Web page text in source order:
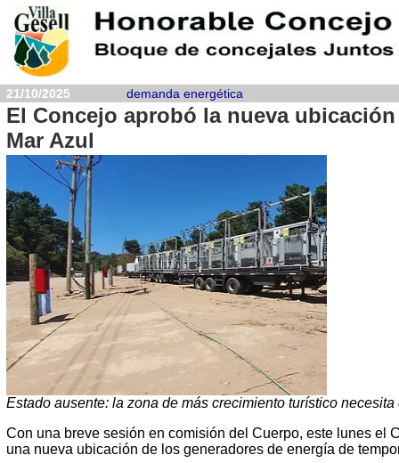
21/10/2025 demanda energética
El Concejo aprobó la nueva
Mar Azul
Estado ausente: la zona de más crecimiento turístico
Con una breve sesión en comisión del Cuerpo, este lunes el
una nueva ubicación de los generadores de energía de